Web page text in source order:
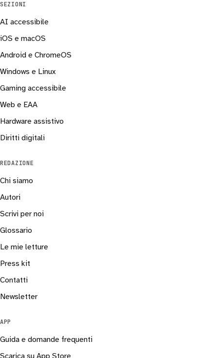
SEZIONI
AI accessibile
iOS e macOS
Android e ChromeOS
Windows e Linux
Gaming accessibile
Web e EAA
Hardware assistivo
Diritti digitali
REDAZIONE
Chi siamo
Autori
Scrivi per noi
Glossario
Le mie letture
Press kit
Contatti
Newsletter
APP
Guida e domande frequenti